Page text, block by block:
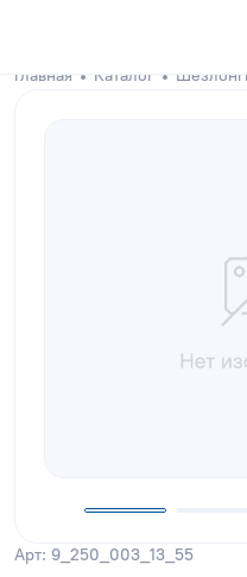
Главная Каталог
Арт: 9_250_003_13_55